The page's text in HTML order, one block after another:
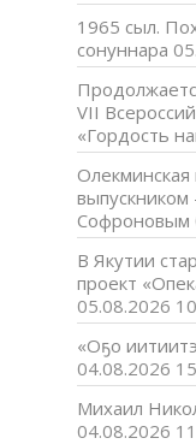
1965 сыл.
сонуннара
VII
«Гордость
Софроновым
В Якутии
проект
05.08.2026
«Оҕо
04.08.2026
Михаил
04.08.2026